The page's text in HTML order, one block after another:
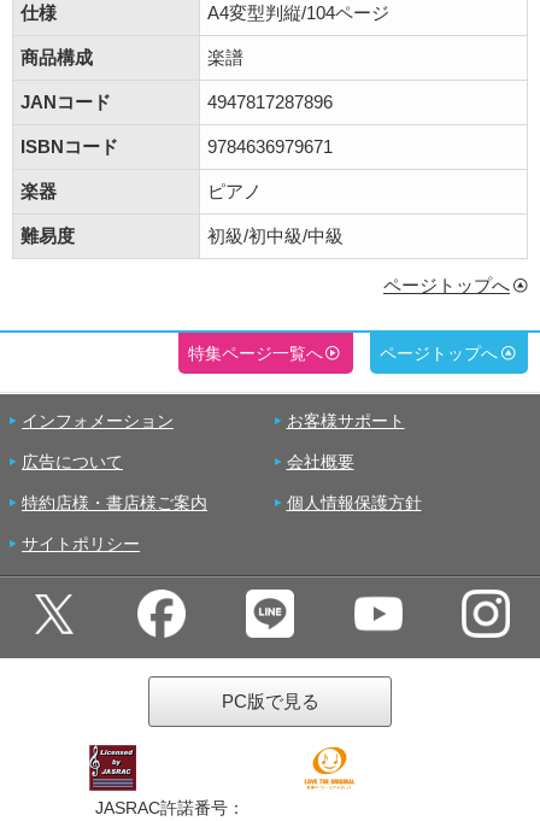
仕様 A4変型判縦/104ページ
商品構成 楽譜
JANコード 4947817287896
ISBNコード 9784636979671
楽器 ピアノ
難易度 初級/初中級/中級
ページトップへ
特集ページ一覧へ ページトップへ
インフォメーション お客様サポート
広告について 会社概要
特約店様・書店様ご案内 個人情報保護方針
サイトポリシー
PC版で見る
JASRAC許諾番号：